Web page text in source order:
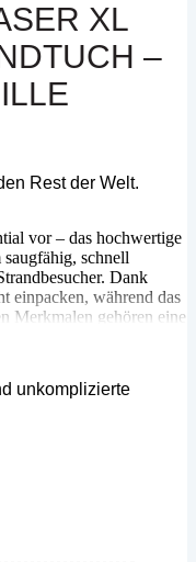
XL
–
Rest der Welt.
vor – das hochwertige
schnell
Dank
einpacken, während das
Merkmalen gehören eine
Polyester/12%
Sie Komfort und
unkomplizierte